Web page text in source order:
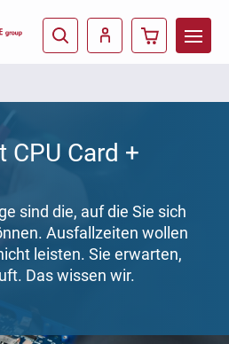
CPU Card +
sind die, auf die Sie sich
Ausfallzeiten wollen
leisten. Sie erwarten,
Das wissen wir.